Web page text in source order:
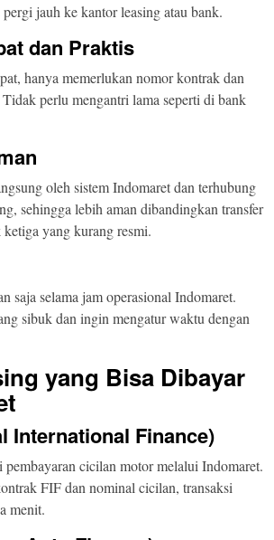
jauh ke kantor leasing atau bank.
dan Praktis
hanya memerlukan nomor kontrak dan
perlu mengantri lama seperti di bank
oleh sistem Indomaret dan terhubung
sehingga lebih aman dibandingkan transfer
yang kurang resmi.
saja selama jam operasional Indomaret.
sibuk dan ingin mengatur waktu dengan
yang Bisa Dibayar
International Finance)
pembayaran cicilan motor melalui Indomaret.
FIF dan nominal cicilan, transaksi
menit.